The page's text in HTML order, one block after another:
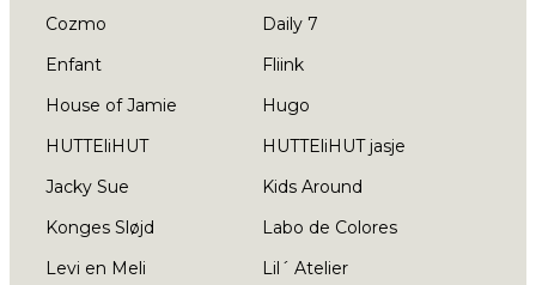
Cozmo
Daily 7
Enfant
Fliink
House of Jamie
Hugo
HUTTEliHUT
HUTTEliHUT jasje
Jacky Sue
Kids Around
Konges Sløjd
Labo de Colores
Levi en Meli
Lil´ Atelier